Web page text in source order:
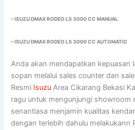
– ISUZU DMAX RODEO LS 3000 CC MANUAL
– ISUZU DMAX RODEO LS 3000 CC AUTOMATIC
Anda akan mendapatkan kepuasan
sopan melalui sales counter dan
Resmi Isuzu Area Cikarang Bekasi
ragu untuk mengunjungi showroom
senantiasa menjamin kualitas
dengan terlebih dahulu melakukann